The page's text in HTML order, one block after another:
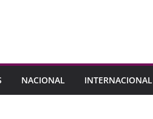
NACIONAL INTERNACIONAL